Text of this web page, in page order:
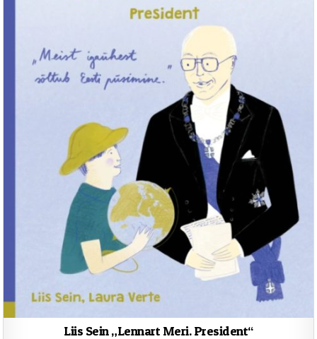
Liis Sein „Lennart Meri. President“